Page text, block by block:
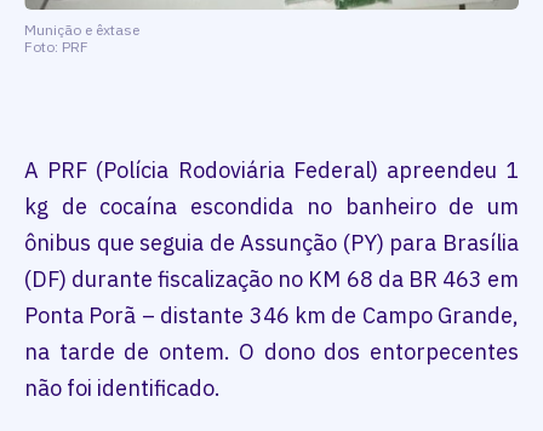
Munição e êxtase
Foto: PRF
A PRF (Polícia Rodoviária Federal) apreendeu 1
kg de cocaína escondida no banheiro de um
ônibus que seguia de Assunção (PY) para Brasília
(DF) durante fiscalização no KM 68 da BR 463 em
Ponta Porã – distante 346 km de Campo Grande,
na tarde de ontem. O dono dos entorpecentes
não foi identificado.